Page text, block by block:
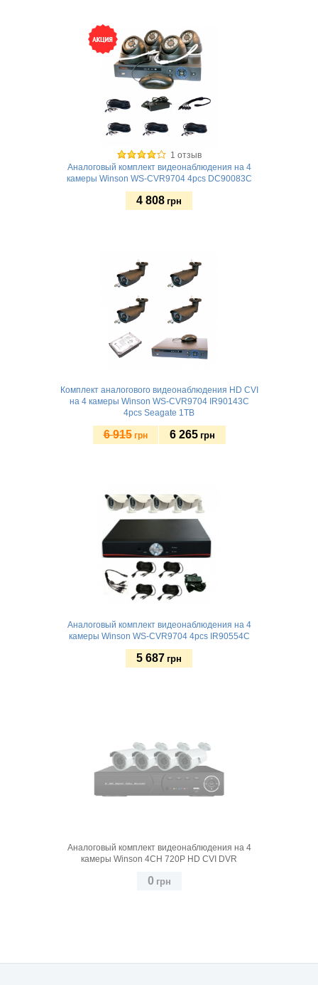
1 отзыв
Аналоговый комплект видеонаблюдения на 4
камеры Winson WS-CVR9704 4pcs DC90083C
4 808 грн
Комплект аналогового видеонаблюдения HD CVI
на 4 камеры Winson WS-CVR9704 IR90143C
4pcs Seagate 1TB
6 915 грн 6 265 грн
Аналоговый комплект видеонаблюдения на 4
камеры Winson WS-CVR9704 4pcs IR90554C
5 687 грн
Аналоговый комплект видеонаблюдения на 4
камеры Winson 4CH 720P HD CVI DVR
0 грн